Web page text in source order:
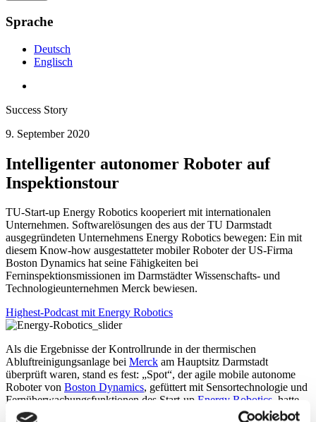
Sprache
Deutsch
Englisch
Success Story
9. September 2020
Intelligenter autonomer Roboter auf
Inspektionstour
TU-Start-up Energy Robotics kooperiert mit internationalen
Unternehmen. Softwarelösungen des aus der TU Darmstadt
ausgegründeten Unternehmens Energy Robotics bewegen: Ein mit
diesem Know-how ausgestatteter mobiler Roboter der US-Firma
Boston Dynamics hat seine Fähigkeiten bei
Ferninspektionsmissionen im Darmstädter Wissenschafts- und
Technologieunternehmen Merck bewiesen.
Highest-Podcast mit Energy Robotics
Als die Ergebnisse der Kontrollrunde in der thermischen
Abluftreinigungsanlage bei Merck am Hauptsitz Darmstadt
überprüft waren, stand es fest: „Spot“, der agile mobile autonome
Roboter von Boston Dynamics, gefüttert mit Sensortechnologie und
Fernüberwachungsfunktionen des Start-up Energy Robotics , hatte
seine Mission erfolgreich abgeschlossen.